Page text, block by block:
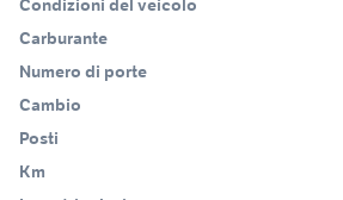
Condizioni del veicolo
Carburante
Numero di porte
Cambio
Posti
Km